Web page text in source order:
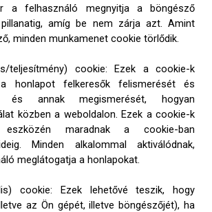
a felhasználó megnyitja a böngésző
amíg be nem zárja azt. Amint
minden munkamenet cookie törlődik.
teljesítmény) cookie: Ezek a cookie-k
honlapot felkeresők felismerését és
és annak megismerését, hogyan
közben a weboldalon. Ezek a cookie-k
maradnak a cookie-ban
Minden alkalommal aktiválódnak,
meglátogatja a honlapokat.
cookie: Ezek lehetővé teszik, hogy
az Ön gépét, illetve böngészőjét), ha